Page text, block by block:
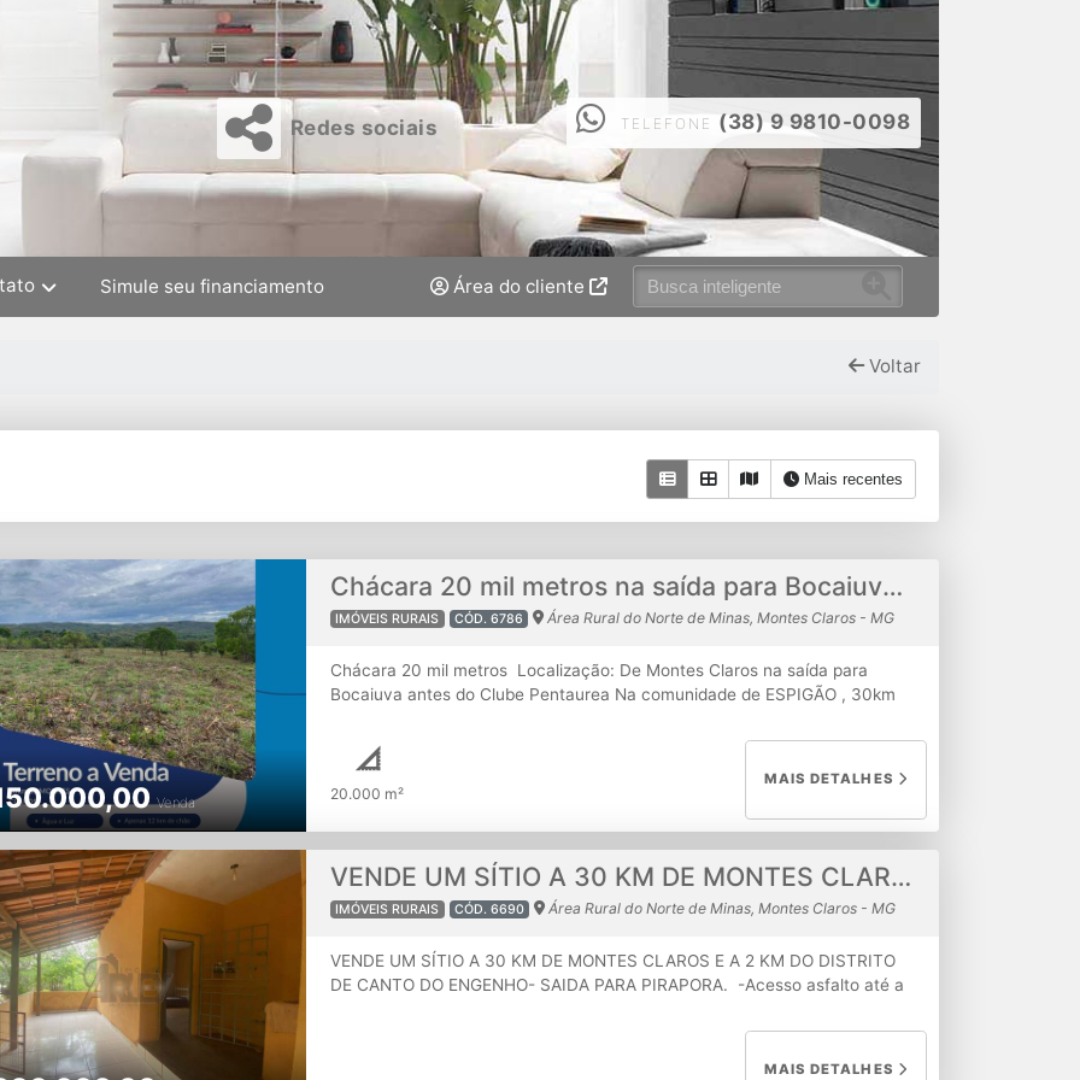
Redes sociais TELEFONE (38) 9 9810-0098
Simule seu financiamento Área do cliente
Voltar
Mais recentes
Chácara 20 mil metros na saída para Bocaiuva antes do Clube Pentaurea
IMÓVEIS RURAIS CÓD. 6786 Área Rural do Norte de Minas, Montes Claros - MG
Venda
Chácara 20 mil metros Localização: De Montes Claros na saída para
Bocaiuva antes do Clube Pentaurea Na comunidade de ESPIGÃO , 30km
na porta, chácara no alto, com linda vista, pôr do sol e muito verde.
Infraestrutura: Água e o Rio verde passa a 3km do terreno Energia elétrica
de fácil instalação . Valor R$150.000,00 Estudasse proposta em troca por
20.000 m²
MAIS DETALHES
VENDE UM SÍTIO A 30 KM DE MONTES CLAROS
IMÓVEIS RURAIS CÓD. 6690 Área Rural do Norte de Minas, Montes Claros - MG
VENDE UM SÍTIO A 30 KM DE MONTES CLAROS E A 2 KM DO DISTRITO
DE CANTO DO ENGENHO- SAIDA PARA PIRAPORA. -Acesso asfalto até a
com rodapé de comento e com cancela. -Padrão individual, já com luz
MAIS DETALHES